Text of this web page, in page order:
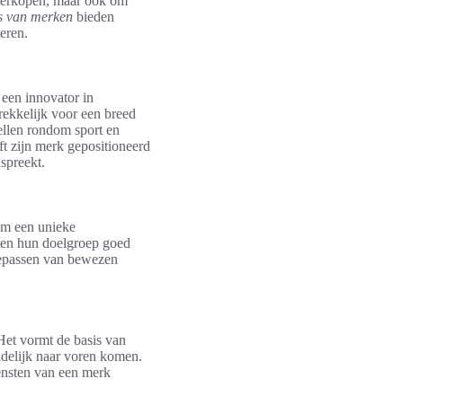
van merken bieden
innovator in
voor een breed
rondom sport en
zijn merk gepositioneerd
een unieke
hun doelgroep goed
van bewezen
vormt de basis van
naar voren komen.
van een merk